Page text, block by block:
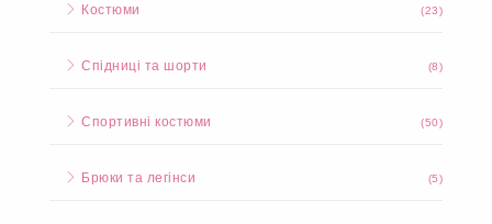
Костюми (23)
Спідниці та шорти (8)
Спортивні костюми (50)
Брюки та легінси (5)